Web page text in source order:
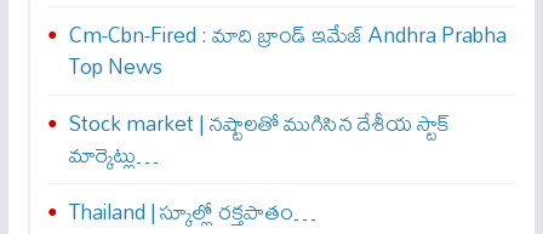
Cm-Cbn-Fired : మాది బ్రాండ్ ఇమేజ్ Andhra Prabha
Top News
Stock market | నష్టాలతో ముగిసిన దేశీయ స్టాక్
మార్కెట్లు…
Thailand | స్కూల్లో రక్తపాతం…